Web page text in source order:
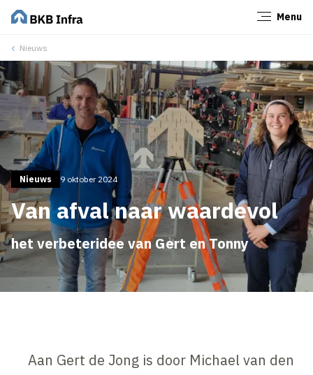
Menu
Nieuws
Nieuws 9 oktober 2024
Van afval naar waardevol
het verbeteridee van Gert en Tonny
Aan Gert de Jong is door Michael van den
Sluiten